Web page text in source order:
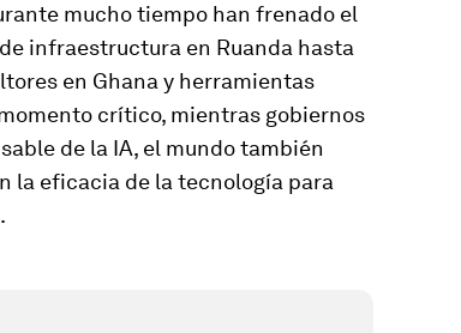
mucho tiempo han frenado el
infraestructura en Ruanda hasta
en Ghana y herramientas
crítico, mientras gobiernos
de la IA, el mundo también
la eficacia de la tecnología para